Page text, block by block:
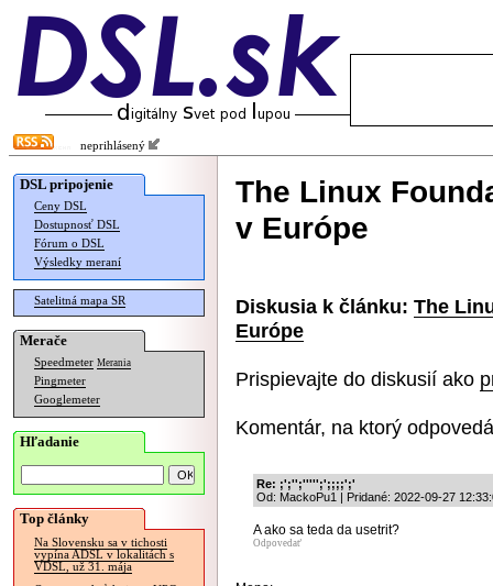
neprihlásený
DSL pripojenie
Ceny DSL
Dostupnosť DSL
Fórum o DSL
Výsledky meraní
Satelitná mapa SR
Merače
Speedmeter Merania
Pingmeter
Googlemeter
Hľadanie
Top články
Na Slovensku sa v tichosti
vypína ADSL v lokalitách s
VDSL, už 31. mája
The Linux
v Európe
Diskusia k článku: The
Európe
Prispievajte do diskusií ako
Komentár, na ktorý
Re: ;';'';''''';';;;;';'
Od: MackoPu1 | Pridané: 2022-09-27
A ako sa teda da usetrit?
Odpovedať